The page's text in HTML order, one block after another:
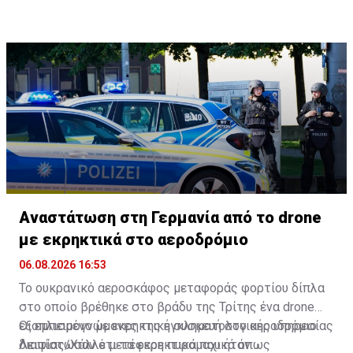
στοιχεία που διέθεταν εκείνη την εποχή.
Αναστάτωση στη Γερμανία από το drone
με εκρηκτικά στο αεροδρόμιο
06.08.2026 16:53
Το ουκρανικό αεροσκάφος μεταφοράς φορτίου δίπλα
στο οποίο βρέθηκε στο βράδυ της Τρίτης ένα drone
εξοπλισμένο με εκρηκτική συσκευή στο αεροδρόμιο
Λειψίας/Χάλλε μετέφερε πυρομαχικά όπως
Οι εμπειρογνώμονες της εγκληματολογικής υπηρεσίας
διαπίστωσαν ότι τα εκρηκτικά που ήταν